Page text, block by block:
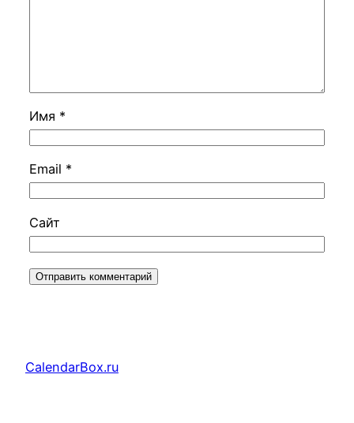
Имя *
Email *
Сайт
CalendarBox.ru